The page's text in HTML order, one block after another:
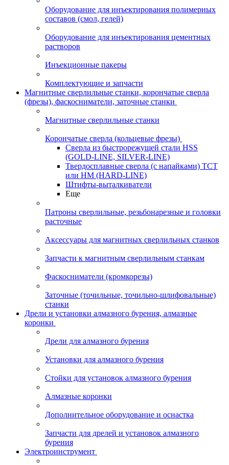
Оборудование для инъектирования полимерных
составов (смол, гелей)
Оборудование для инъектирования цементных
растворов
Инъекционные пакеры
Комплектующие и запчасти
Магнитные сверлильные станки, корончатые сверла
(фрезы), фаскосниматели, заточные станки
Магнитные сверлильные станки
Корончатые сверла (кольцевые фрезы)
Сверла из быстрорежущей стали HSS
(GOLD-LINE, SILVER-LINE)
Твердосплавные сверла (с напайками) ТСТ
или HM (HARD-LINE)
Штифты-выталкиватели
Еще
Патроны сверлильные, резьбонарезные и головки
расточные
Аксессуары для магнитных сверлильных станков
Запчасти к магнитным сверлильным станкам
Фаскосниматели (кромкорезы)
Заточные (точильные, точильно-шлифовальные)
станки
Дрели и установки алмазного бурения, алмазные
коронки
Дрели для алмазного бурения
Установки для алмазного бурения
Стойки для установок алмазного бурения
Алмазные коронки
Дополнительное оборудование и оснастка
Запчасти для дрелей и установок алмазного
бурения
Электроинструмент